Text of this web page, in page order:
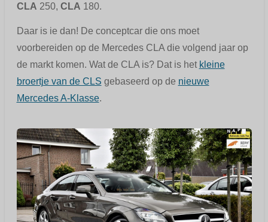
CLA 250, CLA 180.
Daar is ie dan! De conceptcar die ons moet
voorbereiden op de Mercedes CLA die volgend jaar op
de markt komen. Wat de CLA is? Dat is het kleine
broertje van de CLS gebaseerd op de nieuwe
Mercedes A-Klasse.